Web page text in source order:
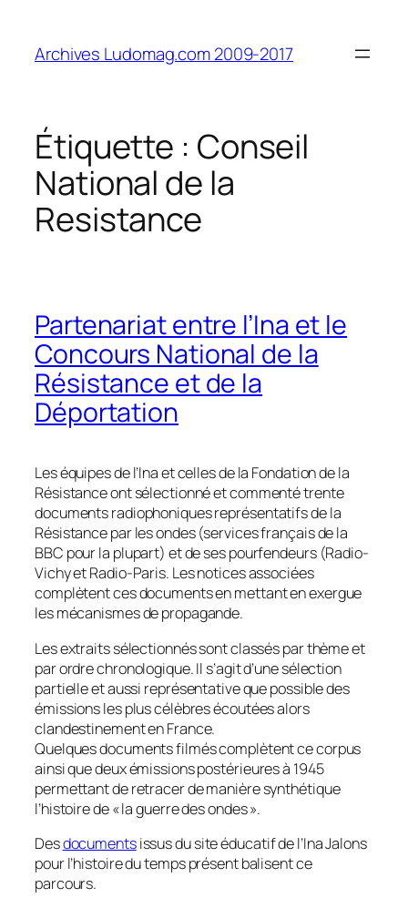
contenu
Archives Ludomag.com 2009-2017
Étiquette : Conseil
National de la
Resistance
Partenariat entre l’Ina et le
Concours National de la
Résistance et de la
Déportation
Les équipes de l’Ina et celles de la Fondation de la
Résistance ont sélectionné et commenté trente
documents radiophoniques représentatifs de la
Résistance par les ondes (services français de la
BBC pour la plupart) et de ses pourfendeurs (Radio-
Vichy et Radio-Paris. Les notices associées
complètent ces documents en mettant en exergue
les mécanismes de propagande.
Les extraits sélectionnés sont classés par thème et
par ordre chronologique. Il s’agit d’une sélection
partielle et aussi représentative que possible des
émissions les plus célèbres écoutées alors
clandestinement en France.
Quelques documents filmés complètent ce corpus
ainsi que deux émissions postérieures à 1945
permettant de retracer de manière synthétique
l’histoire de «la guerre des ondes».
Desdocumentsissus du site éducatif de l’Ina Jalons
pour l’histoire du temps présent balisent ce
parcours.